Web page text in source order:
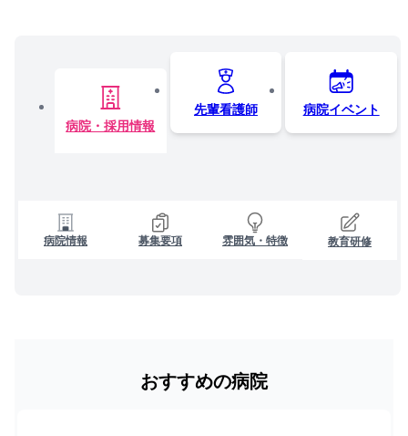
病院・採用情報
先輩看護師 病院イベント
病院情報 募集要項 雰囲気・特徴 教育研修
おすすめの病院